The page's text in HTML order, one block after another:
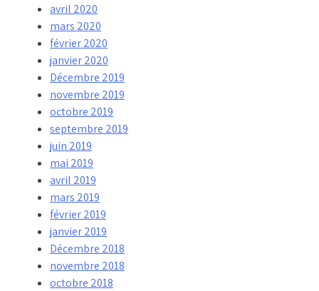
avril 2020
mars 2020
février 2020
janvier 2020
Décembre 2019
novembre 2019
octobre 2019
septembre 2019
juin 2019
mai 2019
avril 2019
mars 2019
février 2019
janvier 2019
Décembre 2018
novembre 2018
octobre 2018